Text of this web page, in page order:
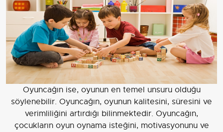
Oyuncağın ise, oyunun en temel unsuru olduğu
söylenebilir. Oyuncağın, oyunun kalitesini, süresini ve
verimliliğini artırdığı bilinmektedir. Oyuncağın,
çocukların oyun oynama isteğini, motivasyonunu ve